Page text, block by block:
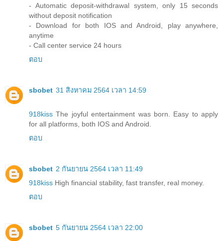
- Automatic deposit-withdrawal system, only 15 seconds
without deposit notification
- Download for both IOS and Android, play anywhere,
anytime
- Call center service 24 hours
ตอบ
sbobet 31 สิงหาคม 2564 เวลา 14:59
918kissThe joyful entertainment was born. Easy to apply
for all platforms, both IOS and Android.
ตอบ
sbobet 2 กันยายน 2564 เวลา 11:49
918kiss High financial stability, fast transfer, real money.
ตอบ
sbobet 5 กันยายน 2564 เวลา 22:00